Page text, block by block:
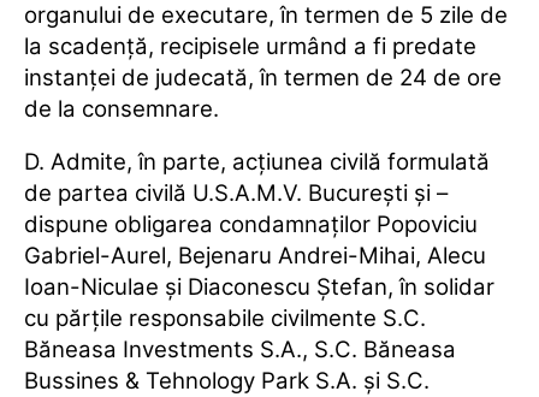
organului de executare, în termen de 5 zile de
la scadenţă, recipisele urmând a fi predate
instanţei de judecată, în termen de 24 de ore
de la consemnare.
D. Admite, în parte, acţiunea civilă formulată
de partea civilă U.S.A.M.V. Bucureşti şi –
dispune obligarea condamnaţilor Popoviciu
Gabriel-Aurel, Bejenaru Andrei-Mihai, Alecu
Ioan-Niculae şi Diaconescu Ştefan, în solidar
cu părţile responsabile civilmente S.C.
Băneasa Investments S.A., S.C. Băneasa
Bussines & Tehnology Park S.A. şi S.C.